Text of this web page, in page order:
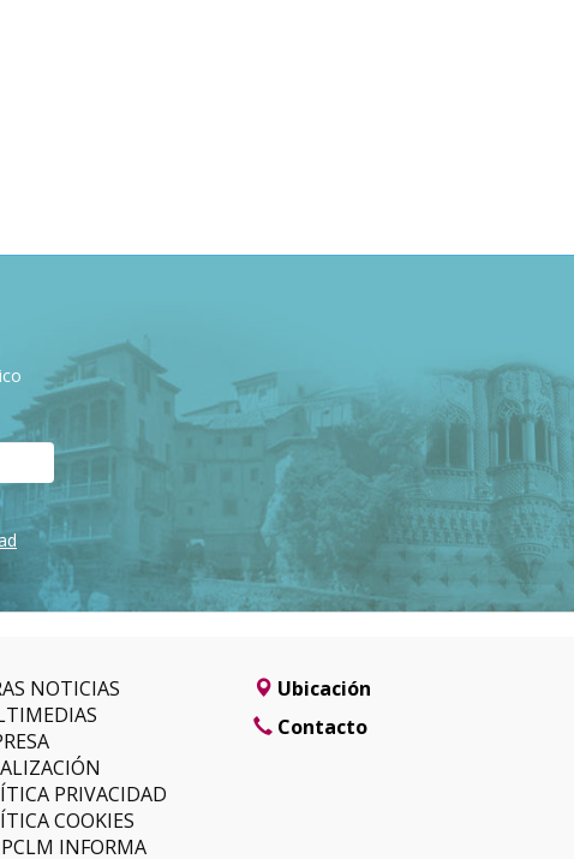
NOTICIAS
PRIVACIDAD
COOKIES
INFORMA
Ubicación
Contacto